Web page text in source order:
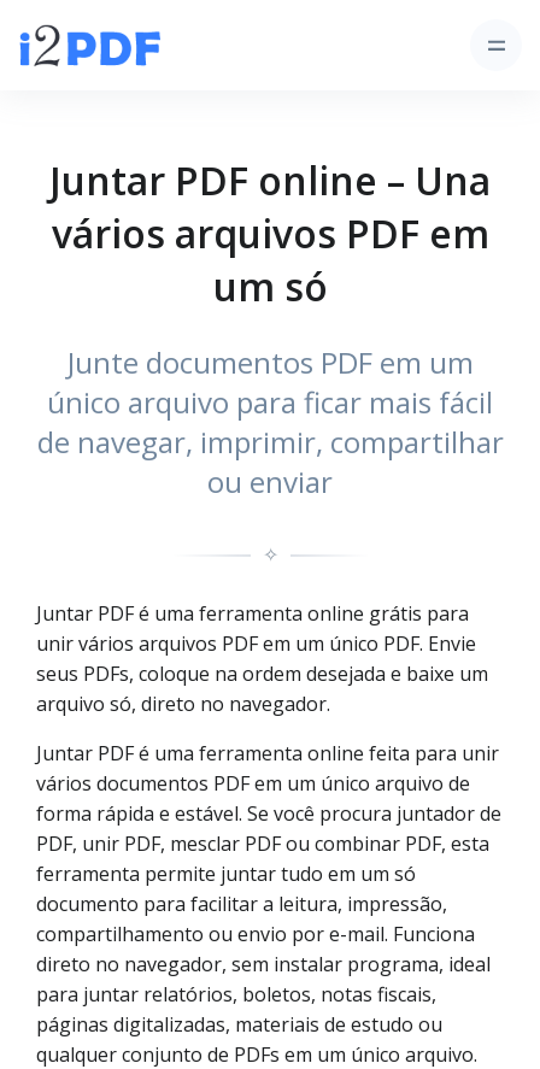
Juntar PDF online – Una
vários arquivos PDF em
um só
Junte documentos PDF em um
único arquivo para ficar mais fácil
de navegar, imprimir, compartilhar
ou enviar
✧
Juntar PDF é uma ferramenta online grátis para
unir vários arquivos PDF em um único PDF. Envie
seus PDFs, coloque na ordem desejada e baixe um
arquivo só, direto no navegador.
Juntar PDF é uma ferramenta online feita para unir
vários documentos PDF em um único arquivo de
forma rápida e estável. Se você procura juntador de
PDF, unir PDF, mesclar PDF ou combinar PDF, esta
ferramenta permite juntar tudo em um só
documento para facilitar a leitura, impressão,
compartilhamento ou envio por e-mail. Funciona
direto no navegador, sem instalar programa, ideal
para juntar relatórios, boletos, notas fiscais,
páginas digitalizadas, materiais de estudo ou
qualquer conjunto de PDFs em um único arquivo.